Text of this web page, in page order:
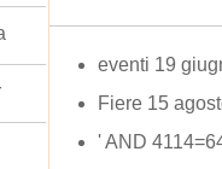
eventi 19
Fiere 15
' AND